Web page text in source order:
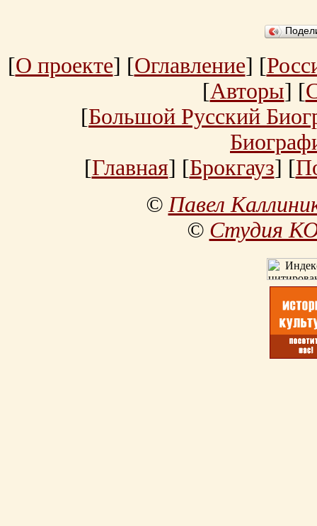
[О проекте] [Оглавление] [
[Авторы] [
[Большой Русский
[Главная] [Брокгауз] [
©Павел
© Студия